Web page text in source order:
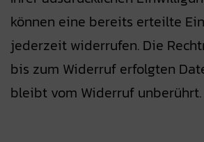
können eine bereits erteilte
jederzeit widerrufen. Die
bis zum Widerruf erfolgten
bleibt vom Widerruf unberührt.